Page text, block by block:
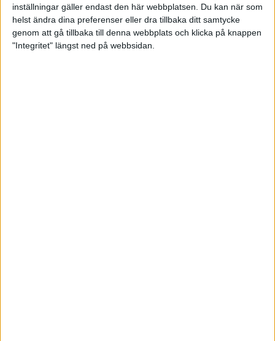
inställningar gäller endast den här webbplatsen. Du kan när som
helst ändra dina preferenser eller dra tillbaka ditt samtycke
genom att gå tillbaka till denna webbplats och klicka på knappen
"Integritet" längst ned på webbsidan.